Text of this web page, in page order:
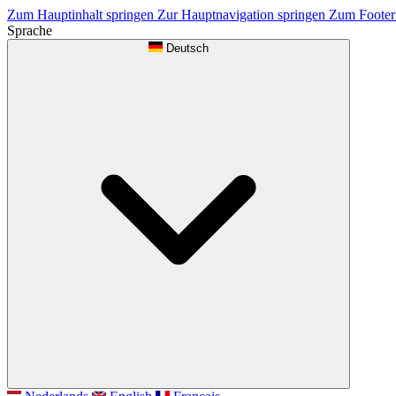
Zum Hauptinhalt springen Zur Hauptnavigation springen Zum
Sprache
Deutsch